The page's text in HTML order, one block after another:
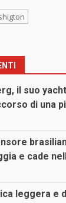
il suo
di una
e cade
leggera e